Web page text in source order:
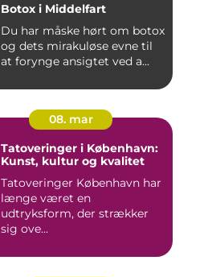
Botox i Middelfart
Du har måske hørt om botox
og dets mirakuløse evne til
at forynge ansigtet ved a...
08. mar
Tatoveringer i København:
Kunst, kultur og kvalitet
Tatoveringer København har
længe været en
udtryksform, der strækker
sig ove...